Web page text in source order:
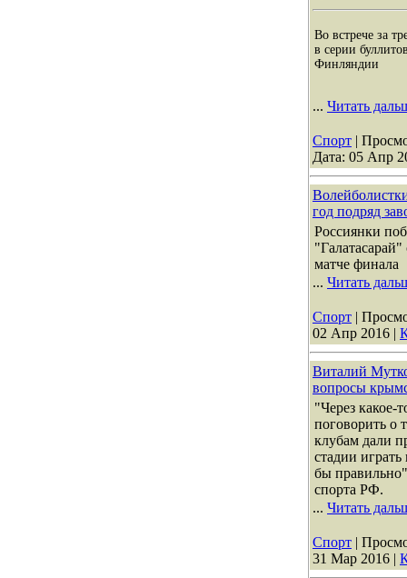
Во встрече за
в серии
Финляндии
... Читать
Спорт |
Дата: 05 Апр
год подряд
Россиянки
матче финала
... Читать
Спорт |
02 Апр 2016 |
Виталий
вопросы
"Через какое-
поговорить о
клубам дали
стадии
бы
спорта РФ.
... Читать
Спорт |
31 Мар 2016 |